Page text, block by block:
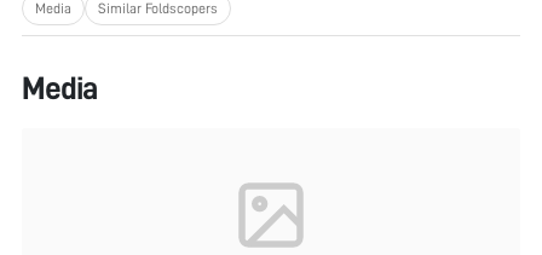
Media Similar Foldscopers
Media